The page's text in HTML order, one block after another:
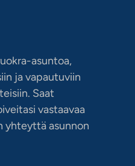
asuntoa,
ja vapautuviin
Saat
vastaavaa
yhteyttä asunnon